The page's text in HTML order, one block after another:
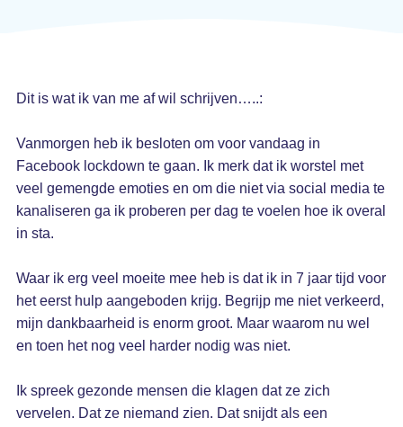
Dit is wat ik van me af wil schrijven…..:
Vanmorgen heb ik besloten om voor vandaag in
Facebook lockdown te gaan. Ik merk dat ik worstel met
veel gemengde emoties en om die niet via social media te
kanaliseren ga ik proberen per dag te voelen hoe ik overal
in sta.
Waar ik erg veel moeite mee heb is dat ik in 7 jaar tijd voor
het eerst hulp aangeboden krijg. Begrijp me niet verkeerd,
mijn dankbaarheid is enorm groot. Maar waarom nu wel
en toen het nog veel harder nodig was niet.
Ik spreek gezonde mensen die klagen dat ze zich
vervelen. Dat ze niemand zien. Dat snijdt als een